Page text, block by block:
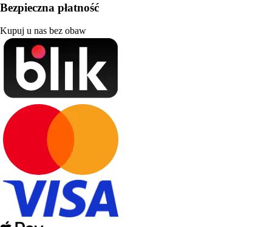
Bezpieczna płatność
Kupuj u nas bez obaw